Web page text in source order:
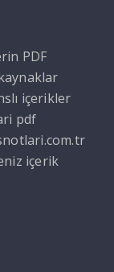
PDF
içerikler
pdf
içerik